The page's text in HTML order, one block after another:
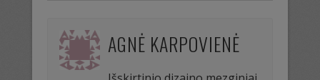
AGNĖ KARPOVIENĖ